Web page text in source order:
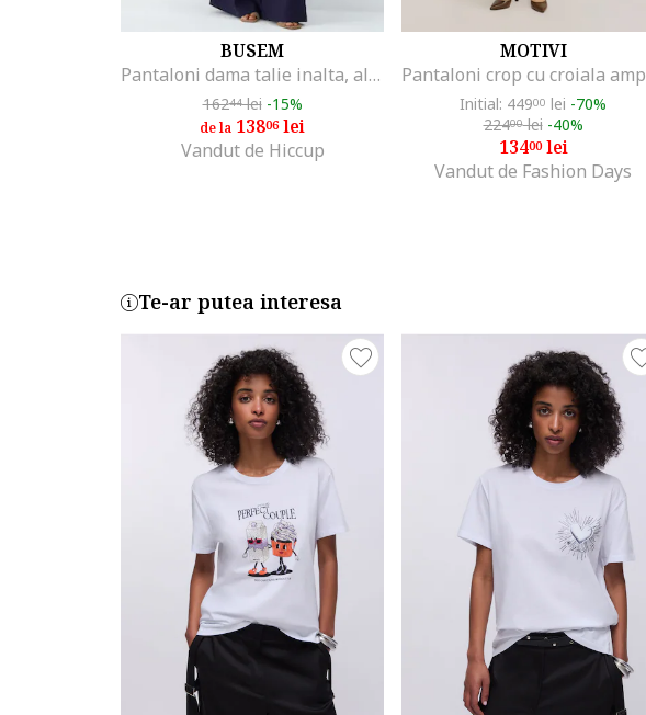
BUSEM
Pantaloni dama talie inalta, albastru marin, poliester
16244lei -15%
de la 13806lei
Vandut de Hiccup
MOTIVI
Initial: 44900 lei -70%
22400lei -40%
13400lei
Vandut de Fashion Days
Te-ar putea interesa